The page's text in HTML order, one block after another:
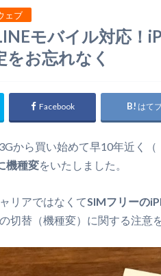
ェブ
モバイル対応！
をお忘れなく
Facebook はて
から買い始めて早10年近く
機種変をいたしました。
リアではなくてSIMフリーの
切替（機種変）に関する注意